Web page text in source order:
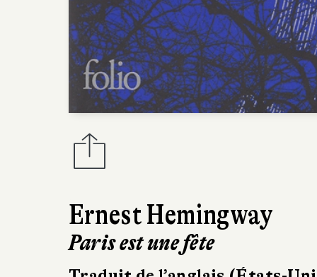
Ernest Hemingway
Paris est une fête